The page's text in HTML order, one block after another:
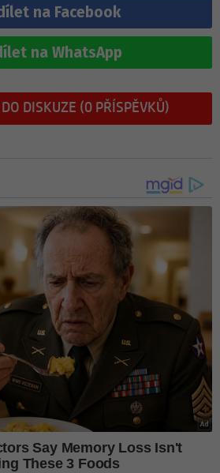
na Facebook
na WhatsApp
DISKUZE (0 PŘÍSPĚVKŮ)